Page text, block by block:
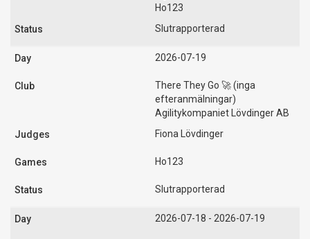
Ho123
Slutrapporterad
2026-07-19
There They Go 🚀 (inga
efteranmälningar)
Agilitykompaniet Lövdinger AB
Fiona Lövdinger
Ho123
Slutrapporterad
2026-07-18 - 2026-07-19